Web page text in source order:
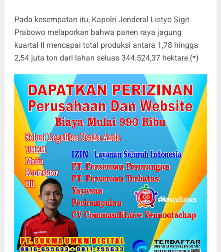
Pada kesempatan itu, Kapolri Jenderal Listyo Sigit
Prabowo melaporkan bahwa panen raya jagung
kuartal II mencapai total produksi antara 1,78 hingga
2,54 juta ton dari lahan seluas 344.524,37 hektare.(*)